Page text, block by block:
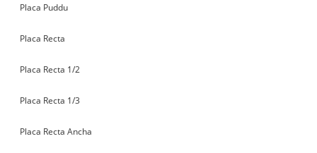
Placa Puddu
Placa Recta
Placa Recta 1/2
Placa Recta 1/3
Placa Recta Ancha